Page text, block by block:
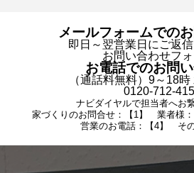
メールフォームでの
即日～翌営業日にご返
お問い合わせフ
お電話でのお問
（通話料無料）9～18
0120-712-415
ナビダイヤルで担当者へお
家づくりのお問合せ：【1】 業者様
営業のお電話：【4】 その